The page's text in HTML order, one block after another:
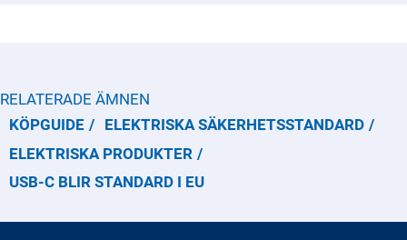
RELATERADE ÄMNEN
KÖPGUIDE
ELEKTRISKA SÄKERHETSSTANDARD
ELEKTRISKA PRODUKTER
USB-C BLIR STANDARD I EU